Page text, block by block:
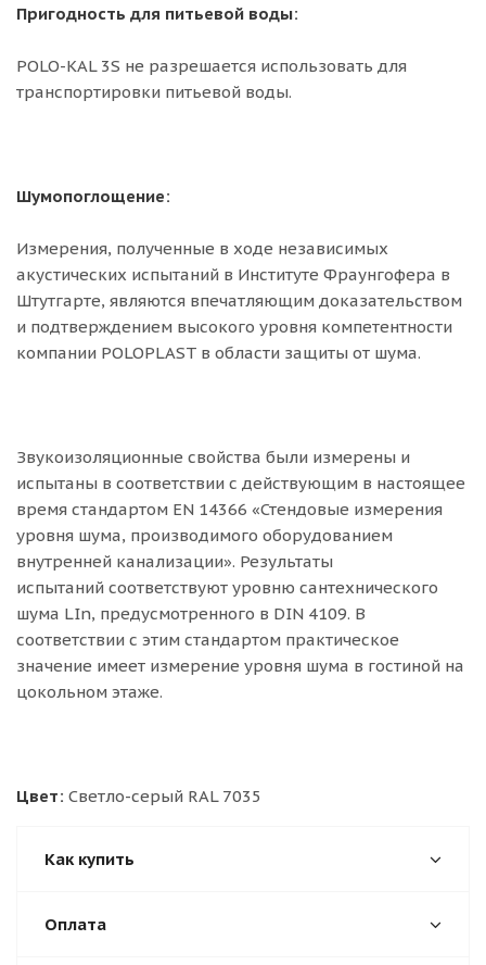
Пригодность для питьевой воды:
POLO-KAL 3S не разрешается использовать для
транспортировки питьевой воды.
Шумопоглощение:
Измерения, полученные в ходе независимых
акустических испытаний в Институте Фраунгофера в
Штутгарте, являются впечатляющим доказательством
и подтверждением высокого уровня компетентности
компании POLOPLAST в области защиты от шума.
Звукоизоляционные свойства были измерены и
испытаны в соответствии с действующим в настоящее
время стандартом EN 14366 «Стендовые измерения
уровня шума, производимого оборудованием
внутренней канализации». Результаты
испытаний соответствуют уровню сантехнического
шума LIn, предусмотренного в DIN 4109. В
соответствии с этим стандартом практическое
значение имеет измерение уровня шума в гостиной на
цокольном этаже.
Цвет: Светло-серый RAL 7035
Как купить
Оплата